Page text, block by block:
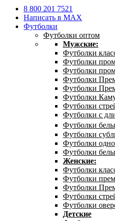
8 800 201 7521
Написать в MAX
Футболки
Футболки оптом
Мужские:
Футболки
Футболки
Футболки
Футболки
Футболки
Футболки
Футболки
Футболки с
Футболки
Футболки
Футболки
Футболки
Женские:
Футболки
Футболки
Футболки
Футболки
Футболки
Детские